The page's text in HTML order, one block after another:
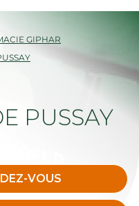
GIPHAR
PUSSAY
VOUS